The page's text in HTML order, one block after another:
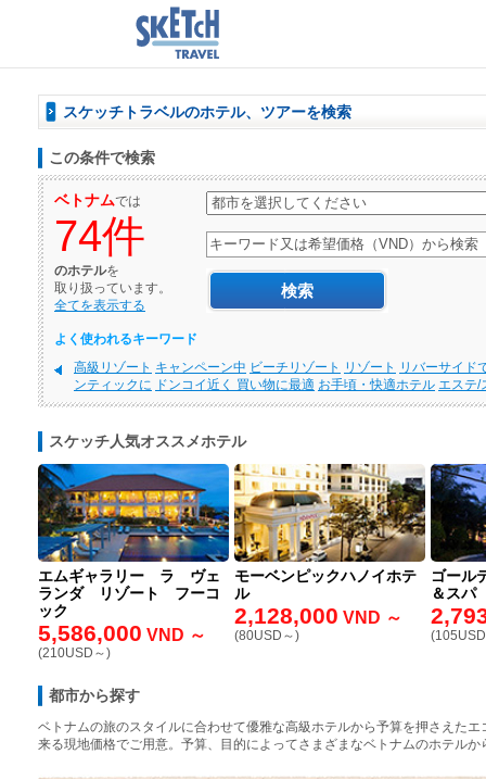
スケッチトラベルのホテル、ツアーを検索
この条件で検索
ベトナムでは
74件
のホテルを
取り扱っています。
全てを表示する
よく使われるキーワード
高級リゾート キャンペーン中 ビーチリゾート リゾート リバーサイド
ンティックに ドンコイ近く 買い物に最適 お手頃・快適ホテル エステ/
パ・マッサージ トランジットホテル 空港近く 高級ホテルでリラックス
イ ブンタウ/ロンハイ カントー/チャウドック
スケッチ人気オススメホテル
エムギャラリー ラ ヴェ
ランダ リゾート フーコ
ック
5,586,000 VND ～
(210USD～)
モーベンピックハノイホテ
ル
2,128,000 VND ～
(80USD～)
ゴール
＆スパ
都市から探す
ベトナムの旅のスタイルに合わせて優雅な高級ホテルから予算を押さえた
来る現地価格でご用意。予算、目的によってさまざまなベトナムのホテルか